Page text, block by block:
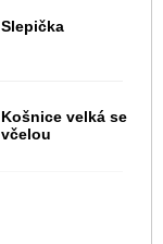
Slepička
Košnice velká se
včelou